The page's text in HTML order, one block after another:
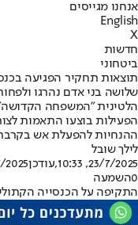
אנחנו מגייסים
English
X
חדשות
ביטחוני
תוצאות תחקיר הפגיעה
שלושה בני אדם נהרגו
הלטינית "המשפחה
הפעילות בוצעו התאמות
ההנחיות להפעלת אש
לילך שובל
23/7/2025, 10:33
,עודכן10:33
0השמעה
התקיפה על הכנסייה